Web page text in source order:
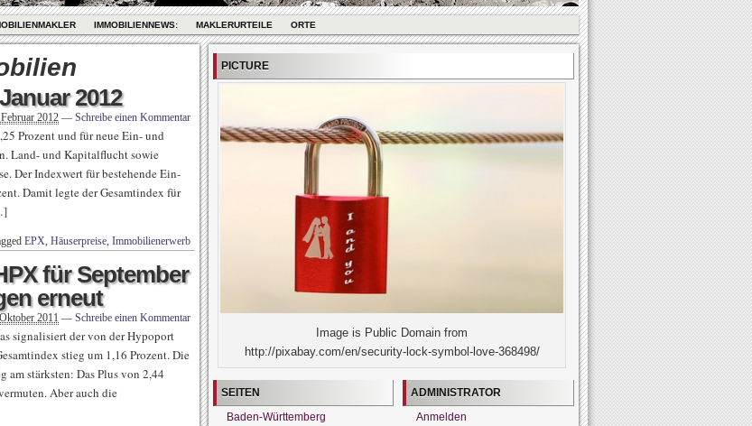
IMMOBILIENNEWS: MAKLERURTEILE ORTE
2012
2012 — Schreibe einen Kommentar
Prozent und für neue Ein- und
Land- und Kapitalflucht sowie
Der Indexwert für bestehende Ein-
Damit legte der Gesamtindex für
EPX, Häuserpreise, Immobilienerwerb
für September
erneut
2011 — Schreibe einen Kommentar
signalisiert der von der Hypoport
stieg um 1,16 Prozent. Die
am stärksten: Das Plus von 2,44
Aber auch die
PICTURE
Image is Public Domain from
http://pixabay.com/en/security-lock-symbol-love-368498/
SEITEN
Baden-Württemberg
ADMINISTRATOR
Anmelden